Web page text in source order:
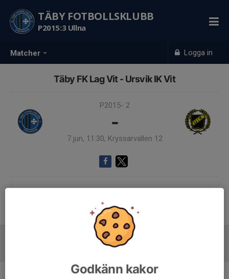
Matcher Logga in
TÄBY FOTBOLLSKLUBB
P2015:3 Ullna
Täby FK Lag Vit - Ursvik IK Vit
P2015- 2
-
7 jun, 11:30, Kryssarvallen 12
Endast kallade kunde anmäla sig till aktiviteten. 17 personer var kallade.
Logga in här
Godkänn kakor